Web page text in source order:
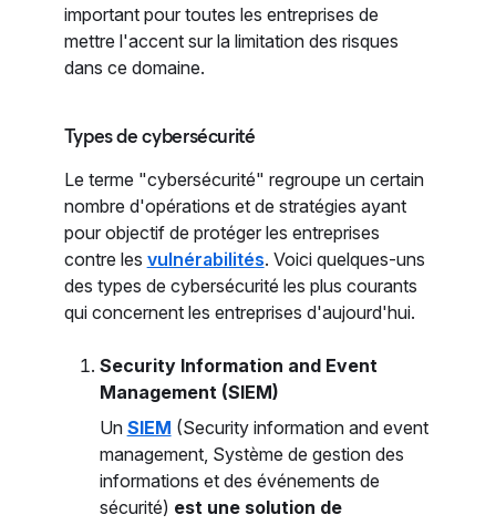
important pour toutes les entreprises de
mettre l'accent sur la limitation des risques
dans ce domaine.
Types de cybersécurité
Le terme "cybersécurité" regroupe un certain
nombre d'opérations et de stratégies ayant
pour objectif de protéger les entreprises
contre les vulnérabilités. Voici quelques-uns
des types de cybersécurité les plus courants
qui concernent les entreprises d'aujourd'hui.
Security Information and Event
Management (SIEM)
Un SIEM (Security information and event
management, Système de gestion des
informations et des événements de
sécurité) est une solution de